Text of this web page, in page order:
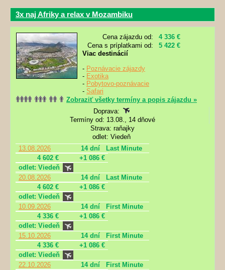
3x naj Afriky a relax v Mozambiku
Cena zájazdu od:
4 336 €
Cena s príplatkami od:
5 422 €
Viac destinácií
- Poznávacie zájazdy
- Exotika
- Pobytovo-poznávacie
- Safari
Zobraziť všetky termíny a popis zájazdu »
Doprava:
Termíny od: 13.08., 14 dňové
Strava: raňajky
odlet: Viedeň
13.08.2026
14 dní
Last Minute
4 602 €
+1 086 €
odlet: Viedeň
20.08.2026
14 dní
Last Minute
4 602 €
+1 086 €
odlet: Viedeň
10.09.2026
14 dní
First Minute
4 336 €
+1 086 €
odlet: Viedeň
15.10.2026
14 dní
First Minute
4 336 €
+1 086 €
odlet: Viedeň
22.10.2026
14 dní
First Minute